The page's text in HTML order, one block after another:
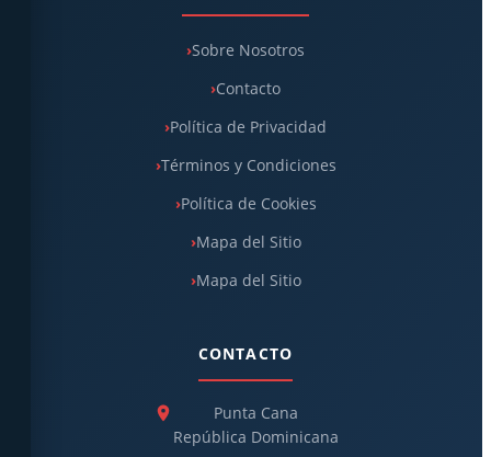
Sobre Nosotros
Contacto
Política de Privacidad
Términos y Condiciones
Política de Cookies
Mapa del Sitio
Mapa del Sitio
CONTACTO
Punta Cana
República Dominicana